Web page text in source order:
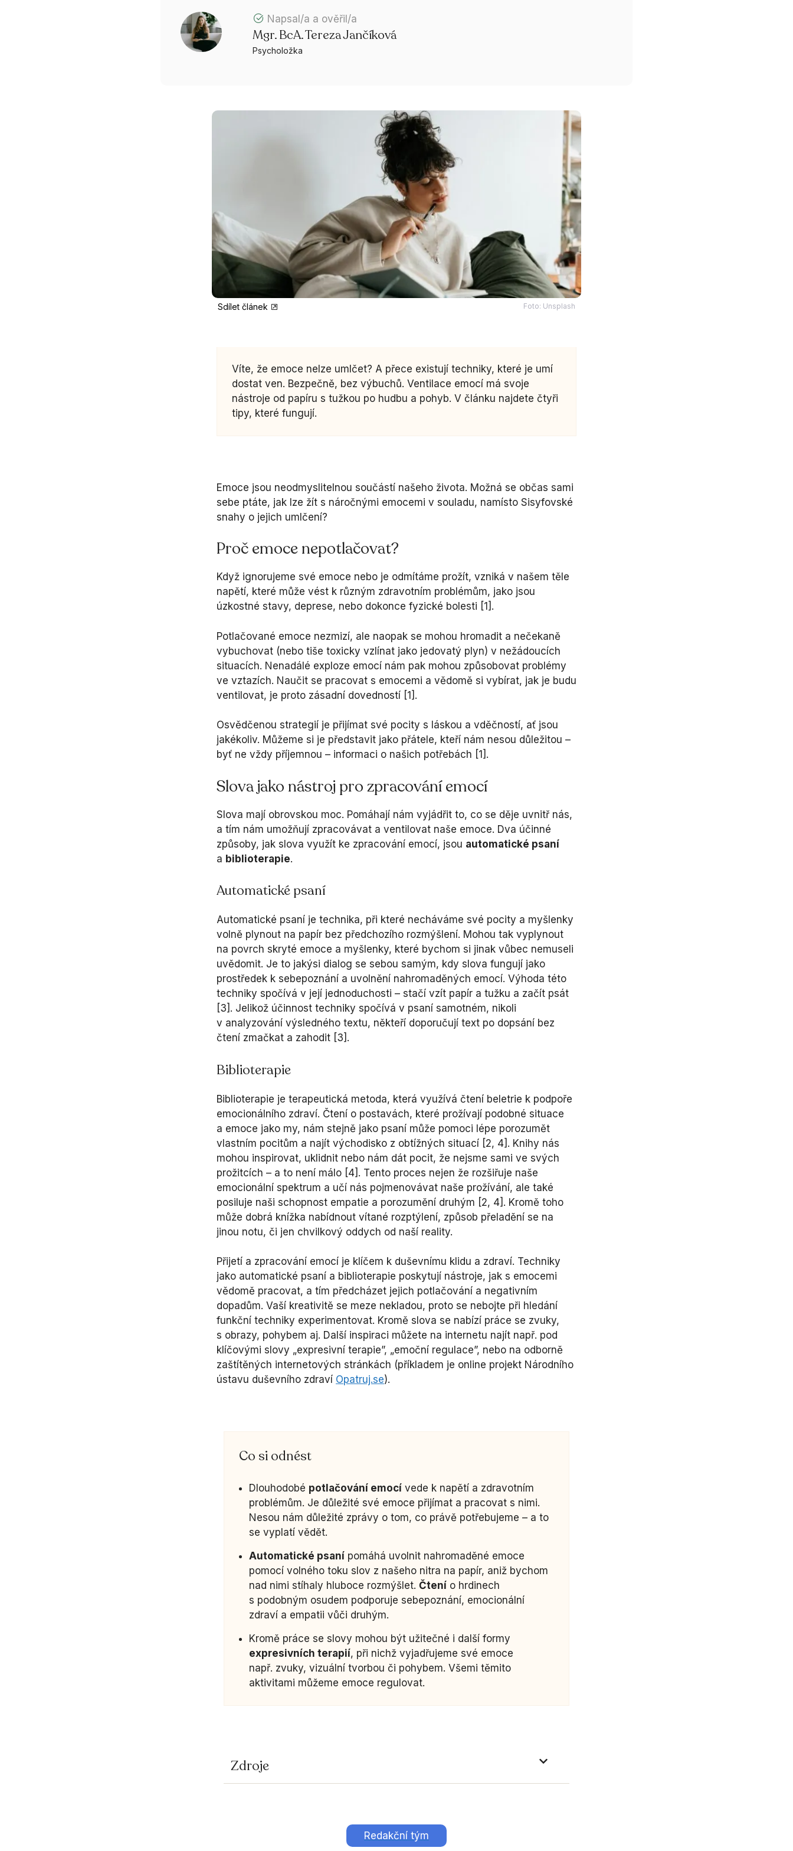
Napsal/a a ověřil/a
Mgr. BcA. Tereza Jančíková
Psycholožka
Sdílet článek Foto: Unsplash
Víte, že emoce nelze umlčet? A přece existují techniky, které je umí
dostat ven. Bezpečně, bez výbuchů. Ventilace emocí má svoje
nástroje od papíru s tužkou po hudbu a pohyb. V článku najdete čtyři
tipy, které fungují.
Emoce jsou neodmyslitelnou součástí našeho života. Možná se občas sami
sebe ptáte, jak lze žít s náročnými emocemi v souladu, namísto Sisyfovské
snahy o jejich umlčení?
Proč emoce nepotlačovat?
Když ignorujeme své emoce nebo je odmítáme prožít, vzniká v našem těle
napětí, které může vést k různým zdravotním problémům, jako jsou
úzkostné stavy, deprese, nebo dokonce fyzické bolesti [1].
Potlačované emoce nezmizí, ale naopak se mohou hromadit a nečekaně
vybuchovat (nebo tiše toxicky vzlínat jako jedovatý plyn) v nežádoucích
situacích. Nenadálé exploze emocí nám pak mohou způsobovat problémy
ve vztazích. Naučit se pracovat s emocemi a vědomě si vybírat, jak je budu
ventilovat, je proto zásadní dovedností [1].
Osvědčenou strategií je přijímat své pocity s láskou a vděčností, ať jsou
jakékoliv. Můžeme si je představit jako přátele, kteří nám nesou důležitou –
byť ne vždy příjemnou – informaci o našich potřebách [1].
Slova jako nástroj pro zpracování emocí
Slova mají obrovskou moc. Pomáhají nám vyjádřit to, co se děje uvnitř nás,
a tím nám umožňují zpracovávat a ventilovat naše emoce. Dva účinné
způsoby, jak slova využít ke zpracování emocí, jsou automatické psaní
a biblioterapie.
Automatické psaní
Automatické psaní je technika, při které necháváme své pocity a myšlenky
volně plynout na papír bez předchozího rozmýšlení. Mohou tak vyplynout
na povrch skryté emoce a myšlenky, které bychom si jinak vůbec nemuseli
uvědomit. Je to jakýsi dialog se sebou samým, kdy slova fungují jako
prostředek k sebepoznání a uvolnění nahromaděných emocí. Výhoda této
techniky spočívá v její jednoduchosti – stačí vzít papír a tužku a začít psát
[3]. Jelikož účinnost techniky spočívá v psaní samotném, nikoli
v analyzování výsledného textu, někteří doporučují text po dopsání bez
čtení zmačkat a zahodit [3].
Biblioterapie
Biblioterapie je terapeutická metoda, která využívá čtení beletrie k podpoře
emocionálního zdraví. Čtení o postavách, které prožívají podobné situace
a emoce jako my, nám stejně jako psaní může pomoci lépe porozumět
vlastním pocitům a najít východisko z obtížných situací [2, 4]. Knihy nás
mohou inspirovat, uklidnit nebo nám dát pocit, že nejsme sami ve svých
prožitcích – a to není málo [4]. Tento proces nejen že rozšiřuje naše
emocionální spektrum a učí nás pojmenovávat naše prožívání, ale také
posiluje naši schopnost empatie a porozumění druhým [2, 4]. Kromě toho
může dobrá knížka nabídnout vítané rozptýlení, způsob přeladění se na
jinou notu, či jen chvilkový oddych od naší reality.
Přijetí a zpracování emocí je klíčem k duševnímu klidu a zdraví. Techniky
jako automatické psaní a biblioterapie poskytují nástroje, jak s emocemi
vědomě pracovat, a tím předcházet jejich potlačování a negativním
dopadům. Vaší kreativitě se meze nekladou, proto se nebojte při hledání
funkční techniky experimentovat. Kromě slova se nabízí práce se zvuky,
s obrazy, pohybem aj. Další inspiraci můžete na internetu najít např. pod
klíčovými slovy „expresivní terapie”, „emoční regulace”, nebo na odborně
zaštítěných internetových stránkách (příkladem je online projekt Národního
ústavu duševního zdraví Opatruj.se).
Co si odnést
Dlouhodobé potlačování emocí vede k napětí a zdravotním
problémům. Je důležité své emoce přijímat a pracovat s nimi.
Nesou nám důležité zprávy o tom, co právě potřebujeme – a to
se vyplatí vědět.
Automatické psaní pomáhá uvolnit nahromaděné emoce
pomocí volného toku slov z našeho nitra na papír, aniž bychom
nad nimi stíhaly hluboce rozmýšlet. Čtení o hrdinech
s podobným osudem podporuje sebepoznání, emocionální
zdraví a empatii vůči druhým.
Kromě práce se slovy mohou být užitečné i další formy
expresivních terapií, při nichž vyjadřujeme své emoce
např. zvuky, vizuální tvorbou či pohybem. Všemi těmito
aktivitami můžeme emoce regulovat.
Zdroje
Redakční tým